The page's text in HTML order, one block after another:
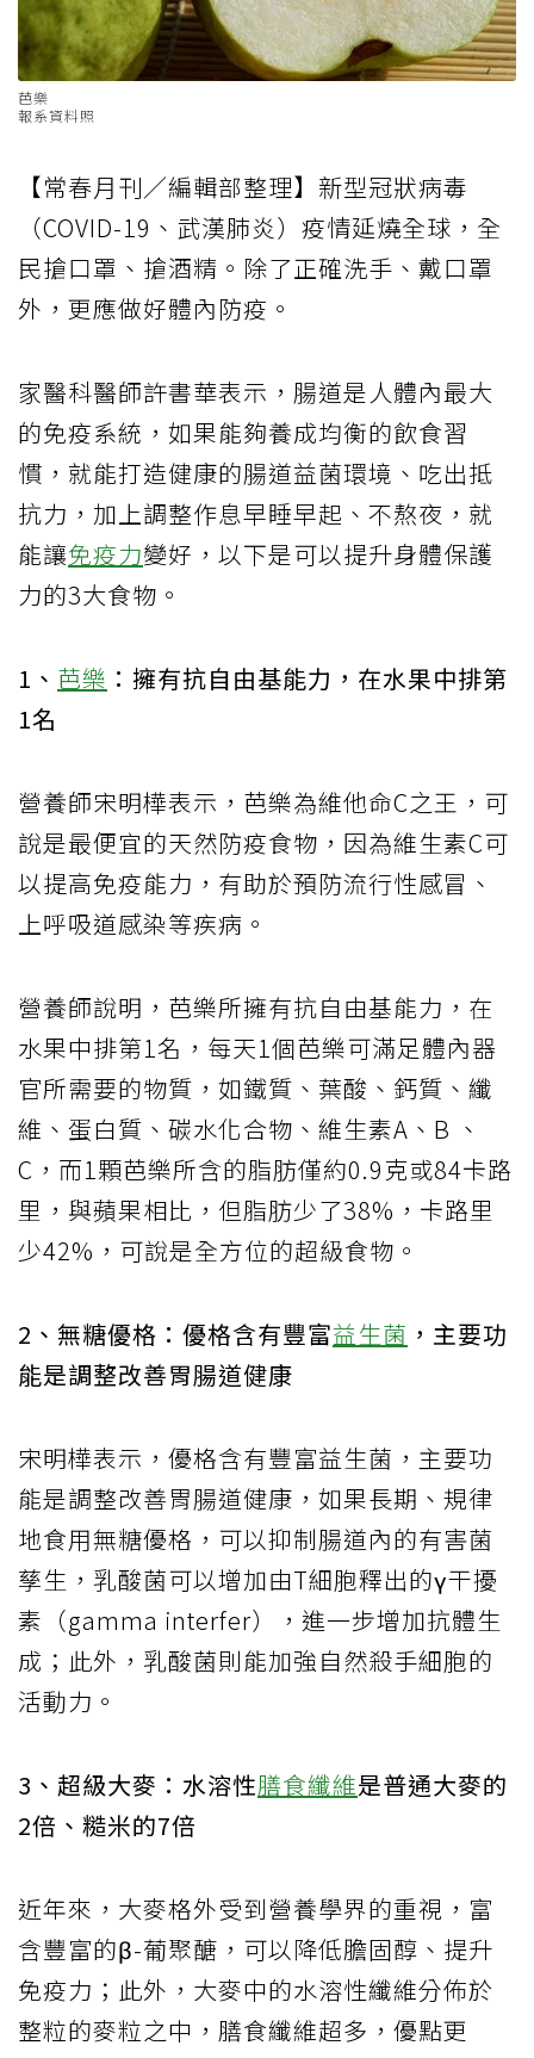
芭樂
報系資料照
【常春月刊／編輯部整理】新型冠狀病毒
（COVID-19、武漢肺炎）疫情延燒全球，全
民搶口罩、搶酒精。除了正確洗手、戴口罩
外，更應做好體內防疫。
家醫科醫師許書華表示，腸道是人體內最大
的免疫系統，如果能夠養成均衡的飲食習
慣，就能打造健康的腸道益菌環境、吃出抵
抗力，加上調整作息早睡早起、不熬夜，就
能讓免疫力變好，以下是可以提升身體保護
力的3大食物。
1、 芭樂 ：擁有抗自由基能力，在水果中排第
1名
營養師宋明樺表示，芭樂為維他命C之王，可
說是最便宜的天然防疫食物，因為維生素C可
以提高免疫能力，有助於預防流行性感冒、
上呼吸道感染等疾病。
營養師說明，芭樂所擁有抗自由基能力，在
水果中排第1名，每天1個芭樂可滿足體內器
官所需要的物質，如鐵質、葉酸、鈣質、纖
維、蛋白質、碳水化合物、維生素A、B 、
C，而1顆芭樂所含的脂肪僅約0.9克或84卡路
里，與蘋果相比，但脂肪少了38%，卡路里
少42%，可說是全方位的超級食物。
2、無糖優格：優格含有豐富益生菌 ，主要功
能是調整改善胃腸道健康
宋明樺表示，優格含有豐富益生菌，主要功
能是調整改善胃腸道健康，如果長期、規律
地食用無糖優格，可以抑制腸道內的有害菌
孳生，乳酸菌可以增加由T細胞釋出的γ干擾
素（gamma interfer），進一步增加抗體生
成；此外，乳酸菌則能加強自然殺手細胞的
活動力。
3、超級大麥：水溶性膳食纖維是普通大麥的
2倍、糙米的7倍
近年來，大麥格外受到營養學界的重視，富
含豐富的β-葡聚醣，可以降低膽固醇、提升
免疫力；此外，大麥中的水溶性纖維分佈於
整粒的麥粒之中，膳食纖維超多，優點更